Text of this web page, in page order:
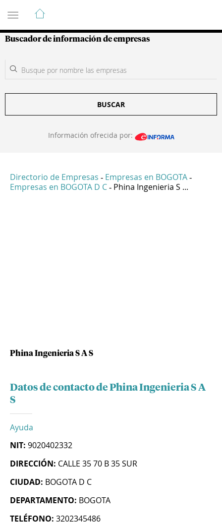
Guía de Empresas Colombianas
Buscador de información de empresas
BUSCAR
Información ofrecida por:
Directorio de Empresas - Empresas en BOGOTA -
Empresas en BOGOTA D C - Phina Ingenieria S ...
Phina Ingenieria S A S
Datos de contacto de Phina Ingenieria S A
S
Ayuda
NIT: 9020402332
DIRECCIÓN: CALLE 35 70 B 35 SUR
CIUDAD: BOGOTA D C
DEPARTAMENTO: BOGOTA
TELÉFONO: 3202345486